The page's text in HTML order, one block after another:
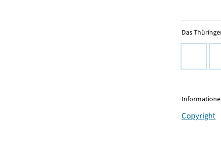
Das
Copyright